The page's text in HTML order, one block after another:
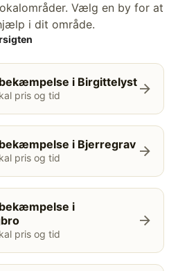
Vælg en by for at
i dit område.
i Birgittelyst
pris og tid arrow_forward
i Bjerregrav
pris og tid arrow_forward
i
pris og tid
arrow_forward